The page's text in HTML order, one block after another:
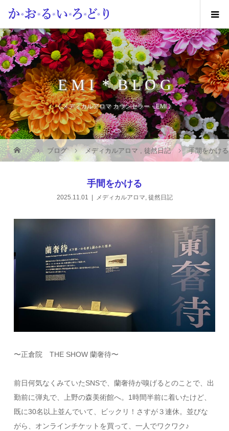
E M I ＊ B L O G
《 メディカルアロマ カウンセラー・EMI 》
ブログ メディカルアロマ ,徒然日記 手間をかける
手間をかける
2025.11.01 メディカルアロマ, 徒然日記
〜正倉院 THE SHOW 蘭奢待〜
前日何気なくみていたSNSで、蘭奢待が嗅げるとのことで、出
勤前に弾丸で、上野の森美術館へ。1時間半前に着いたけど、
既に30名以上並んでいて、ビックリ！さすが３連休。並びな
がら、オンラインチケットを買って、一人でワクワク♪